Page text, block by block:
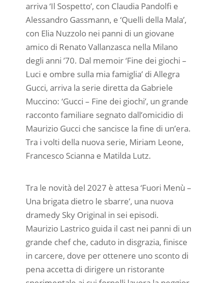
arriva ‘Il Sospetto’, con Claudia Pandolfi e
Alessandro Gassmann, e ‘Quelli della Mala’,
con Elia Nuzzolo nei panni di un giovane
amico di Renato Vallanzasca nella Milano
degli anni ’70. Dal memoir ‘Fine dei giochi –
Luci e ombre sulla mia famiglia’ di Allegra
Gucci, arriva la serie diretta da Gabriele
Muccino: ‘Gucci – Fine dei giochi’, un grande
racconto familiare segnato dall’omicidio di
Maurizio Gucci che sancisce la fine di un’era.
Tra i volti della nuova serie, Miriam Leone,
Francesco Scianna e Matilda Lutz.
Tra le novità del 2027 è attesa ‘Fuori Menù –
Una brigata dietro le sbarre’, una nuova
dramedy Sky Original in sei episodi.
Maurizio Lastrico guida il cast nei panni di un
grande chef che, caduto in disgrazia, finisce
in carcere, dove per ottenere uno sconto di
pena accetta di dirigere un ristorante